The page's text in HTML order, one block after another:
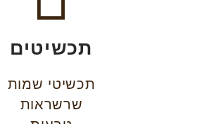
תכשיטים
תכשיטי שמות
שרשראות